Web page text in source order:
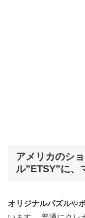
アメリカのシ
ル”ETSY”に、
オリジナルパズルや